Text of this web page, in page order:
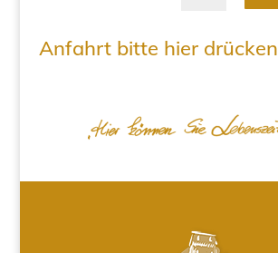
Anfahrt bitte hier drücken